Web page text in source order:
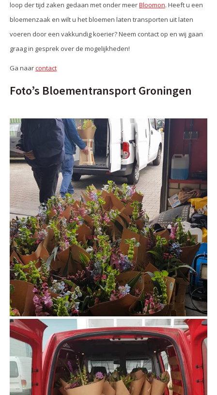
loop der tijd zaken gedaan met onder meerBloomon. Heeft u een
bloemenzaak en wilt u het bloemen laten transporten uit laten
voeren door een vakkundig koerier? Neem contact op en wij gaan
graag in gesprek over de mogelijkheden!
Ga naarcontact
Foto’s Bloementransport Groningen